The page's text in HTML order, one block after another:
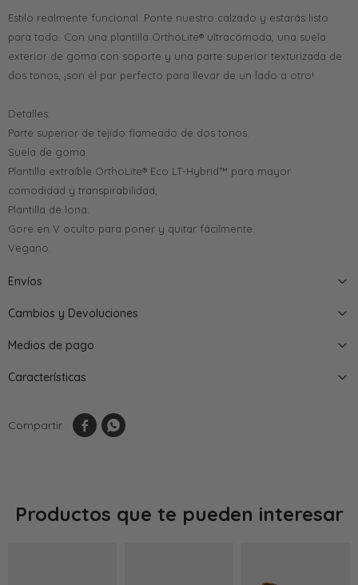
Estilo realmente funcional. Ponte nuestro calzado y estarás listo
para todo. Con una plantilla OrthoLite® ultracómoda, una suela
exterior de goma con soporte y una parte superior texturizada de
dos tonos, ¡son el par perfecto para llevar de un lado a otro!
Detalles:
Parte superior de tejido flameado de dos tonos.
Suela de goma.
Plantilla extraíble OrthoLite® Eco LT-Hybrid™ para mayor
comodidad y transpirabilidad,
Plantilla de lona.
Gore en V oculto para poner y quitar fácilmente.
Vegano.
Envíos
Cambios y Devoluciones
Medios de pago
Características
 
Productos que te pueden interesar